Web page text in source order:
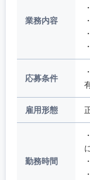
業務内容
応募条件
雇用形態
勤務時間